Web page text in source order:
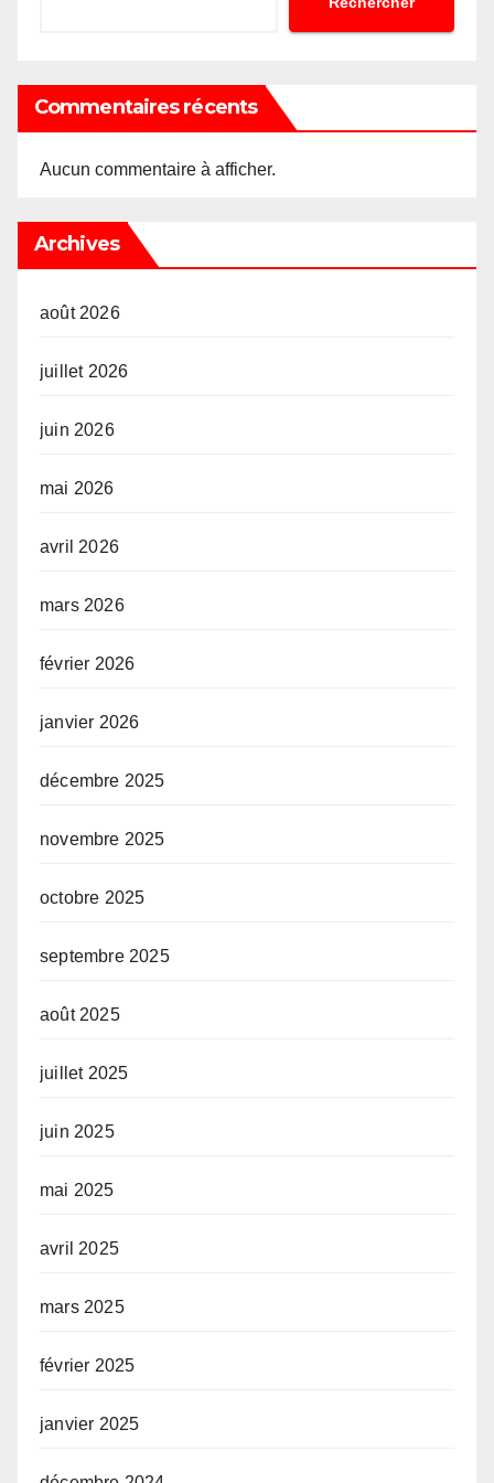
Commentaires récents
Aucun commentaire à afficher.
Archives
août 2026
juillet 2026
juin 2026
mai 2026
avril 2026
mars 2026
février 2026
janvier 2026
décembre 2025
novembre 2025
octobre 2025
septembre 2025
août 2025
juillet 2025
juin 2025
mai 2025
avril 2025
mars 2025
février 2025
janvier 2025